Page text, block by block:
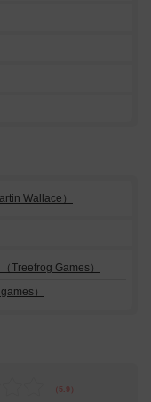
Wallace）
Treefrog Games）
）